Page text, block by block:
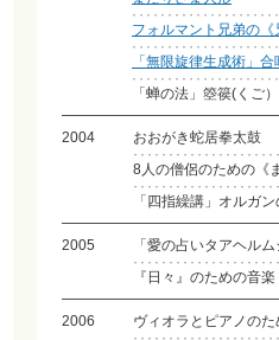
フォルマント兄弟の《
「無限旋律生成術」
「蝉の法」箜篌(くご
2004
おおがき蛇居拳太鼓
8人の僧侶のための《
「四指繰講」オルガ
2005
「愛の占いタアヘルム
『日々』のための音楽
2006
ヴィオラとピアノの